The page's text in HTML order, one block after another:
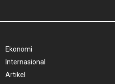
Ekonomi
Internasional
Artikel